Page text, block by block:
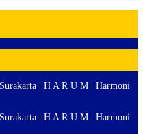
| H A R U M | Harmoni
| H A R U M | Harmoni